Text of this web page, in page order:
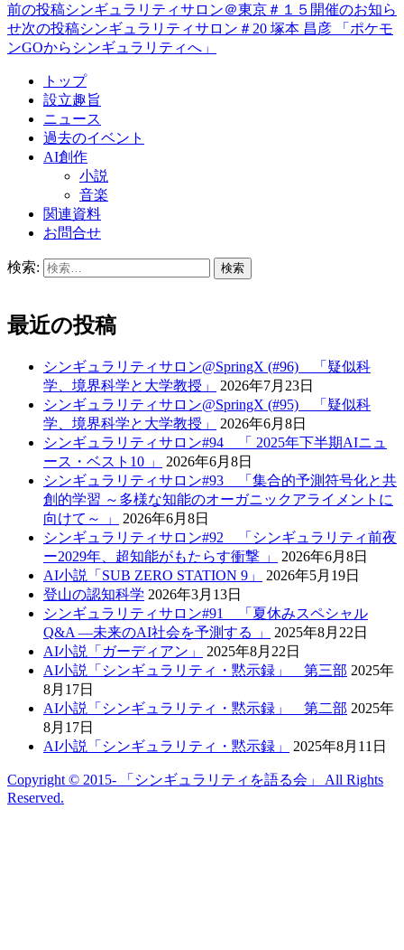
前の投稿シンギュラリティサロン＠東京＃１５開催のお知ら
せ次の投稿シンギュラリティサロン＃20 塚本 昌彦 「ポケモ
ンGOからシンギュラリティへ」
トップ
設立趣旨
ニュース
過去のイベント
AI創作
小説
音楽
関連資料
お問合せ
検索:
最近の投稿
シンギュラリティサロン@SpringX (#96) 「疑似科
学、境界科学と大学教授」
2026年7月23日
シンギュラリティサロン@SpringX (#95) 「疑似科
学、境界科学と大学教授」
2026年6月8日
シンギュラリティサロン#94 「 2025年下半期AIニュ
ース・ベスト10 」
2026年6月8日
シンギュラリティサロン#93 「集合的予測符号化と共
創的学習 ～多様な知能のオーガニックアライメントに
向けて～ 」
2026年6月8日
シンギュラリティサロン#92 「シンギュラリティ前夜
ー2029年、超知能がもたらす衝撃 」
2026年6月8日
AI小説「SUB ZERO STATION 9」
2026年5月19日
登山の認知科学 2026年3月13日
シンギュラリティサロン#91 「夏休みスペシャル
Q&A —未来のAI社会を予測する 」
2025年8月22日
AI小説「ガーディアン」
2025年8月22日
AI小説「シンギュラリティ・黙示録」 第三部 2025年
8月17日
AI小説「シンギュラリティ・黙示録」 第二部 2025年
8月17日
AI小説「シンギュラリティ・黙示録」
2025年8月11日
Copyright © 2015- 「シンギュラリティを語る会」 All Rights
Reserved.